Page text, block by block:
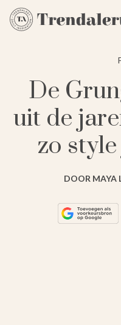
De
uit de
zo
DOOR MAYA